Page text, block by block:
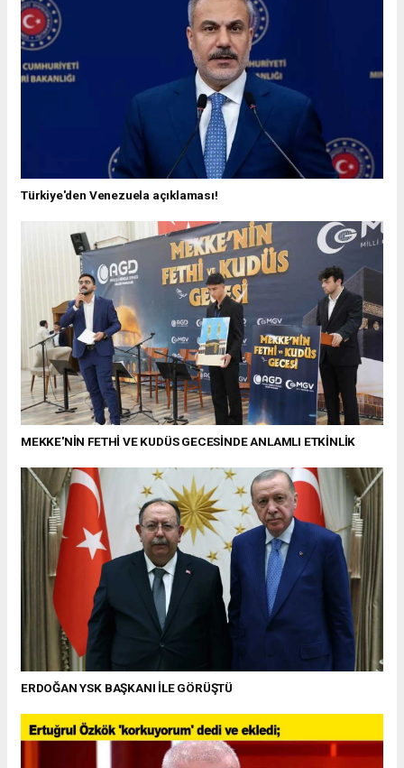
Türkiye'den Venezuela açıklaması!
MEKKE'NİN FETHİ VE KUDÜS GECESİNDE ANLAMLI ETKİNLİK
ERDOĞAN YSK BAŞKANI İLE GÖRÜŞTÜ